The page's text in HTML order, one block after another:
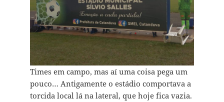
Times em campo, mas aí uma coisa pega um
pouco… Antigamente o estádio comportava a
torcida local lá na lateral, que hoje fica vazia.